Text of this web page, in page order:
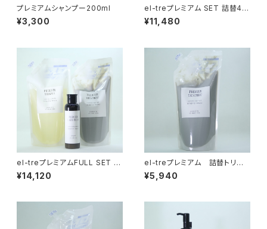
プレミアムシャンプー200ml
¥3,300
el-treプレミアム SET 詰替40
0mlシャンプー&トリートメント
¥11,480
el-treプレミアムFULL SET 詰
替400ml&アウトバスミルク
¥14,120
el-treプレミアム 詰替トリート
メント400ml
¥5,940